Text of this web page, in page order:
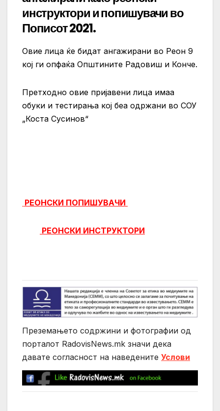
инструктори и попишувачи во
Пописот 2021.
Овие лица ќе бидат ангажирани во Реон 9
кој ги опфаќа Општините Радовиш и Конче.
Претходно овие пријавени лица имаа
обуки и тестирања кој беа одржани во СОУ
„Коста Сусинов“
РЕОНСКИ ПОПИШУВАЧИ
РЕОНСКИ ИНСТРУКТОРИ
Преземањето содржини и фотографии од
порталот RadovisNews.mk значи дека
давате согласност на нaведените Услови